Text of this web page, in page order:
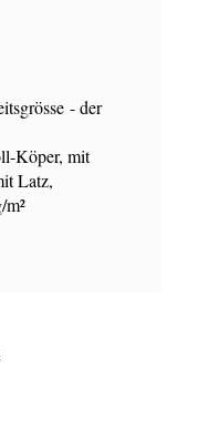
- der
Köper, mit
Latz,
m²